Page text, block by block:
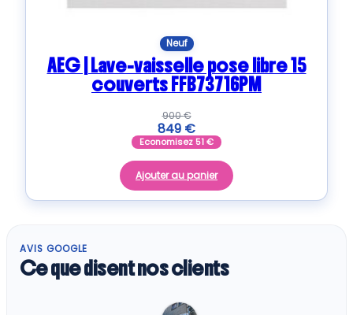
Neuf
AEG | Lave-vaisselle pose libre 15
couverts FFB73716PM
900€
849 €
Economisez 51€
Ajouter au panier
AVIS GOOGLE
Ce que disent nos clients